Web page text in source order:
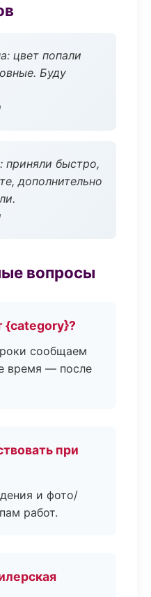
цвет попали
Буду
приняли быстро,
дополнительно
вопросы
{category}?
сообщаем
время — после
при
и фото/
работ.